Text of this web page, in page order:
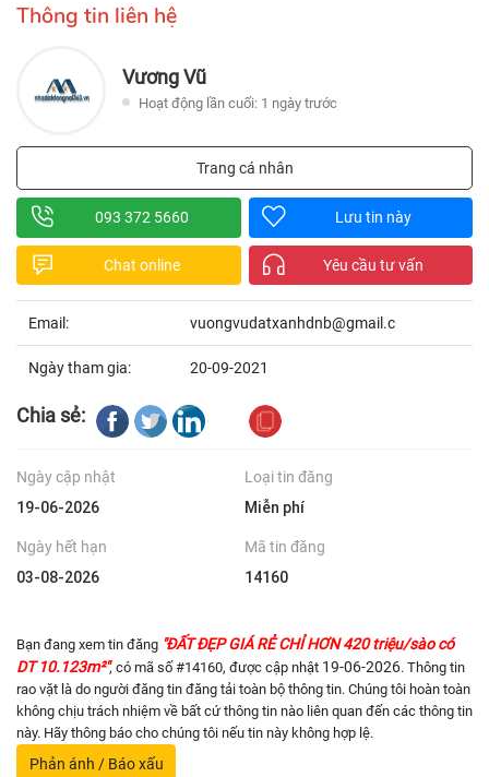
Thông tin liên hệ
Vương Vũ
Hoạt động lần cuối: 1 ngày trước
Trang cá nhân
093 372 5660 Lưu tin này
Chat online Yêu cầu tư vấn
Email: vuongvudatxanhdnb@gmail.c
Ngày tham gia: 20-09-2021
Chia sẻ:
Ngày cập nhật
19-06-2026
Loại tin đăng
Miễn phí
Ngày hết hạn
03-08-2026
Mã tin đăng
14160
Bạn đang xem tin đăng "ĐẤT ĐẸP GIÁ RẺ CHỈ HƠN 420 triệu/sào có
DT 10.123m²", có mã số #14160, được cập nhật 19-06-2026. Thông tin
rao vặt là do người đăng tin đăng tải toàn bộ thông tin. Chúng tôi hoàn toàn
không chịu trách nhiệm về bất cứ thông tin nào liên quan đến các thông tin
này. Hãy thông báo cho chúng tôi nếu tin này không hợp lệ.
Phản ánh / Báo xấu